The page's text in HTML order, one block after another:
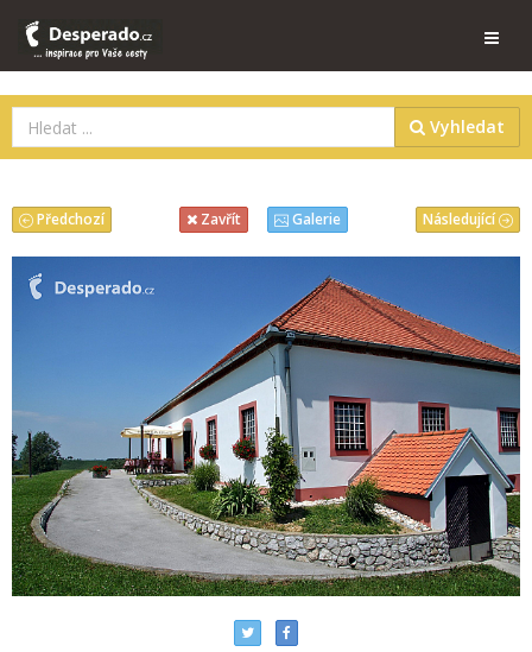
Vyhledat
Následující
Předchozí Zavřít Galerie